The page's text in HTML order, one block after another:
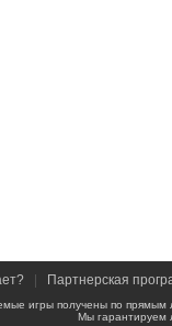
Партнерская
игры получены по
Мы гарантируем